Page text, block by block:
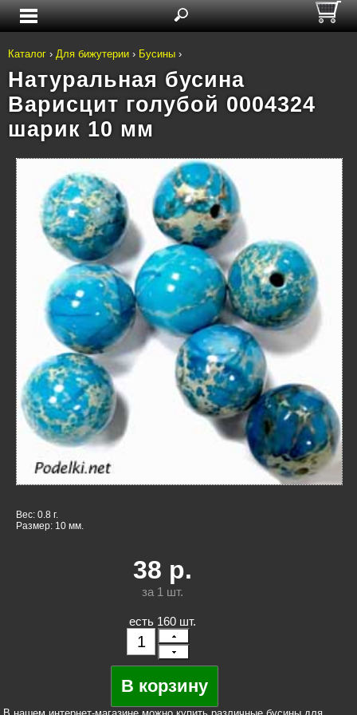
Каталог › Для бижутерии › Бусины ›
Натуральная бусина
Варисцит голубой 0004324
шарик 10 мм
Вес: 0.8 г.
Размер: 10 мм.
38 р.
за 1 шт.
есть 160 шт.